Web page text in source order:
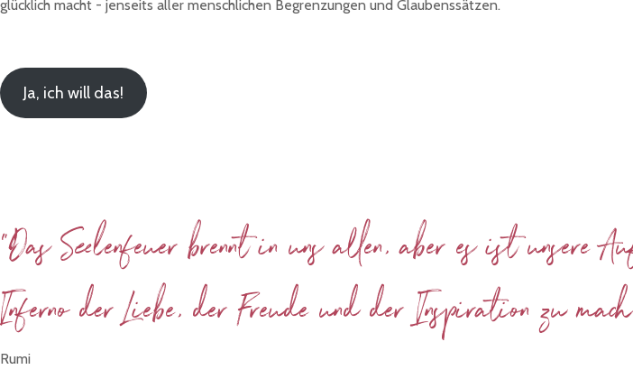
glücklich macht - jenseits aller menschlichen Begrenzungen und Glaubenssätzen.
Ja, ich will das!
"Das Seelenfeuer brennt in uns allen, aber es ist unsere
Inferno der Liebe, der Freude und der Inspiration zu
Rumi